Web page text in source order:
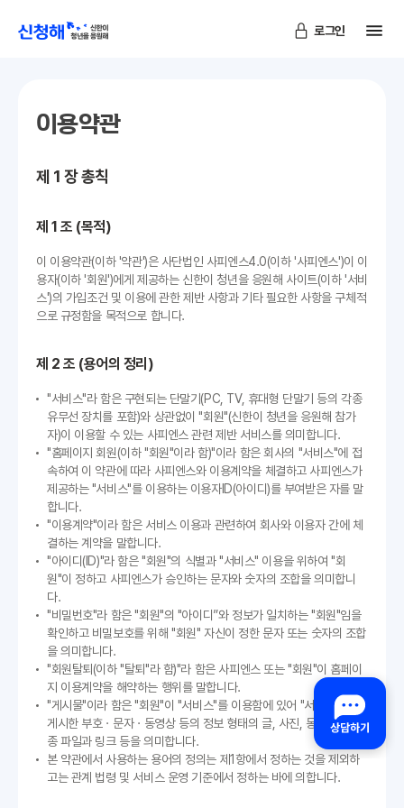
로그인
이용약관
제 1 장 총칙
제 1 조 (목적)
이 이용약관(이하 '약관')은 사단법인 사피엔스4.0(이하 '사피엔스')이 이
용자(이하 '회원')에게 제공하는 신한이 청년을 응원해 사이트(이하 '서비
스')의 가입조건 및 이용에 관한 제반 사항과 기타 필요한 사항을 구체적
으로 규정함을 목적으로 합니다.
제 2 조 (용어의 정리)
"서비스"라 함은 구현되는 단말기(PC, TV, 휴대형 단말기 등의 각종
유무선 장치를 포함)와 상관없이 "회원"(신한이 청년을 응원해 참가
자)이 이용할 수 있는 사피엔스 관련 제반 서비스를 의미합니다.
"홈페이지 회원(이하 "회원"이라 함)"이라 함은 회사의 "서비스"에 접
속하여 이 약관에 따라 사피엔스와 이용계약을 체결하고 사피엔스가
제공하는 "서비스"를 이용하는 이용자ID(아이디)를 부여받은 자를 말
합니다.
"이용계약"이라 함은 서비스 이용과 관련하여 회사와 이용자 간에 체
결하는 계약을 말합니다.
"아이디(ID)"라 함은 "회원"의 식별과 "서비스" 이용을 위하여 "회
원"이 정하고 사피엔스가 승인하는 문자와 숫자의 조합을 의미합니
다.
"비밀번호"라 함은 "회원"의 "아이디”와 정보가 일치하는 "회원"임을
확인하고 비밀보호를 위해 "회원" 자신이 정한 문자 또는 숫자의 조합
을 의미합니다.
"회원탈퇴(이하 "탈퇴"라 함)"라 함은 사피엔스 또는 "회원"이 홈페이
지 이용계약을 해약하는 행위를 말합니다.
"게시물"이라 함은 "회원"이 "서비스"를 이용함에 있어 "서비스상"에
게시한 부호ㆍ문자ㆍ동영상 등의 정보 형태의 글, 사진, 동영상 및 각
종 파일과 링크 등을 의미합니다.
본 약관에서 사용하는 용어의 정의는 제1항에서 정하는 것을 제외하
고는 관계 법령 및 서비스 운영 기준에서 정하는 바에 의합니다.